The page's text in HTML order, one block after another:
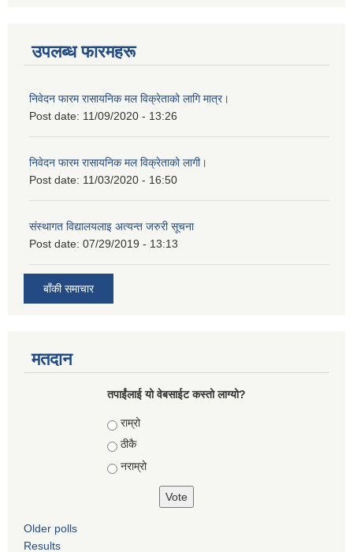
उपलब्ध फारमहरू
निवेदन फारम रासायनिक मल विक्रेताको लागि मात्र।
Post date: 11/09/2020 - 13:26
निवेदन फारम रासायनिक मल विक्रेताको लागी।
Post date: 11/03/2020 - 16:50
संस्थागत विद्यालयलाइ अत्यन्त जरुरी सूचना
Post date: 07/29/2019 - 13:13
बाँकी समाचार
मतदान
तपाईंलाई यो वेबसाईट कस्तो लाग्यो?
Choices
राम्रो
ठीकै
नराम्रो
Older polls
Results